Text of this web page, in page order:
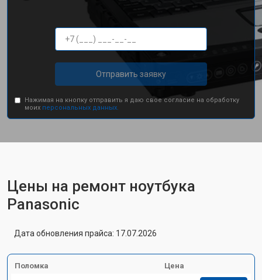
Отправить заявку
Нажимая на кнопку отправить я даю свое согласие на обработку
моих персональных данных.
Цены на ремонт ноутбука
Panasonic
Дата обновления прайса: 17.07.2026
Поломка Цена